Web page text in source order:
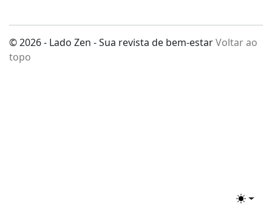
© 2026 - Lado Zen - Sua revista de bem-estarVoltar ao
topo
Toggle